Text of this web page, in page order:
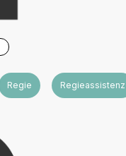
Regie Regieassistenz